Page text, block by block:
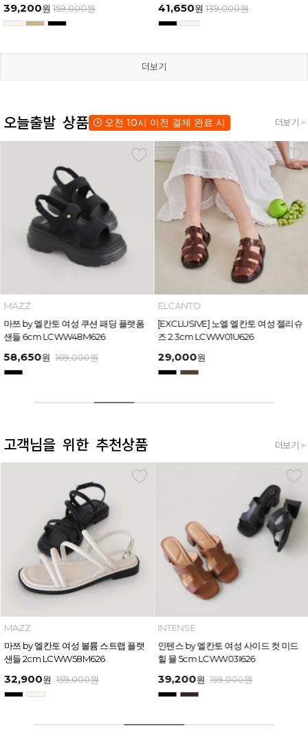
39,200원 159,000원 41,650원 139,000원
더보기
오늘출발 상품 오전 10시 이전 결제 완료 시 더보기 >
MAZZ
마쯔 by 엘칸토 여성 쿠션 패딩 플랫폼
샌들 6cm LCWW48M626
58,650원 169,000원
ELCANTO
[EXCLUSIVE] 노엘 엘칸토 여성 젤리슈
즈 2.3cm LCWW01U626
29,000원
고객님을 위한 추천상품 더보기 >
MAZZ
마쯔 by 엘칸토 여성 볼륨 스트랩 플랫
샌들 2cm LCWW58M626
32,900원 159,000원
INTENSE
인텐스 by 엘칸토 여성 사이드 컷 미드
힐 뮬 5cm LCWW03I626
39,200원 159,000원